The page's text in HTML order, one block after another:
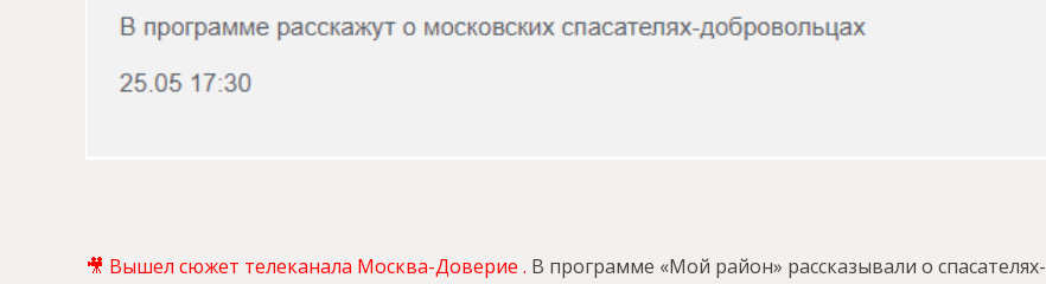
🎥 Вышел сюжет телеканала Москва-Доверие . В программе «Мой район» рассказывали о спасателях-